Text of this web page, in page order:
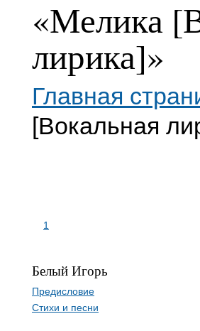
«Мелика
лирика]»
Главная
[Вокальная
1
Белый Игорь
Предисловие
Стихи и песни